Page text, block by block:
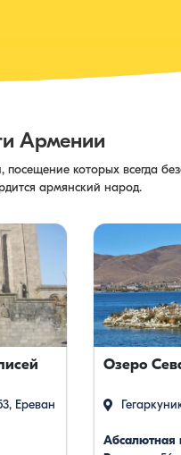
Армении
которых всегда
армянский народ.
Ереван
Озеро
Абсалютная